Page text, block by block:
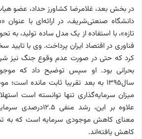
در بخش بعد، غلامرضا کشاورز حداد، عضو
دانشگاه صنعتی‌شریف، در ارائه‌ای با
تازه»، با استفاده از یک مدل ساده تولید، به
فناوری در اقتصاد ایران پرداخت. وی با تایید
کرد که حتی در صورت عدم وقوع جنگ نیز
بحرانی بود. او سپس توضیح داد که
سال۱۳۹۵ به بعد تقریبا ثابت مانده
میزان سرمایه‌گذاری تنها توانسته است
معنای کاهش موجودی سرمایه است که به
کاهش یافته‌اند.